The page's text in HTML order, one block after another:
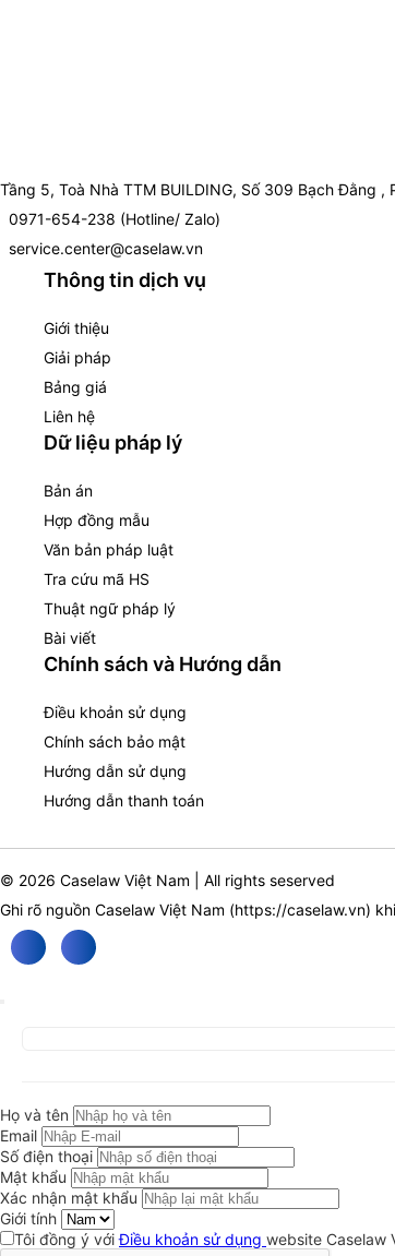
Tầng 5, Toà Nhà TTM BUILDING, Số 309 Bạch Đằng ,
0971-654-238 (Hotline/ Zalo)
service.center@caselaw.vn
Thông tin dịch vụ
Giới thiệu
Giải pháp
Bảng giá
Liên hệ
Dữ liệu pháp lý
Bản án
Hợp đồng mẫu
Văn bản pháp luật
Tra cứu mã HS
Thuật ngữ pháp lý
Bài viết
Chính sách và Hướng dẫn
Điều khoản sử dụng
Chính sách bảo mật
Hướng dẫn sử dụng
Hướng dẫn thanh toán
© 2026 Caselaw Việt Nam | All rights seserved
Ghi rõ nguồn Caselaw Việt Nam (https://caselaw.vn)
Họ và tên
Email
Số điện thoại
Mật khẩu
Xác nhận mật khẩu
Giới tính
Tôi đồng ý vớiĐiều khoản sử dụng website Caselaw